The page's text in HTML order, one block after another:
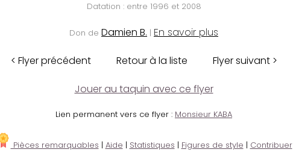
Datation : entre 1996 et 2008
Don de Damien B. | En savoir plus
< Flyer précédent Retour à la liste Flyer suivant >
Jouer au taquin avec ce flyer
Lien permanent vers ce flyer : Monsieur KABA
Pièces remarquables | Aide | Statistiques | Figures de style | Contribuer